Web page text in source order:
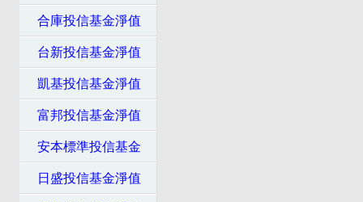
合庫投信基金淨值
台新投信基金淨值
凱基投信基金淨值
富邦投信基金淨值
安本標準投信基金
日盛投信基金淨值